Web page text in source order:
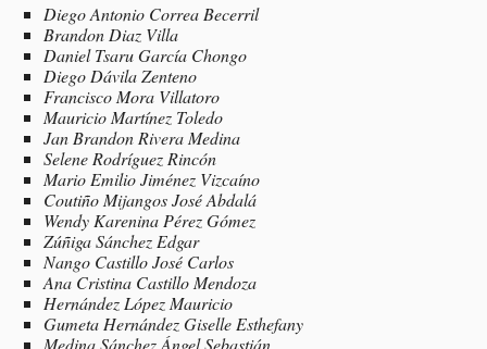
Diego Antonio Correa Becerril
Brandon Diaz Villa
Daniel Tsaru García Chongo
Diego Dávila Zenteno
Francisco Mora Villatoro
Mauricio Martínez Toledo
Jan Brandon Rivera Medina
Selene Rodríguez Rincón
Mario Emilio Jiménez Vizcaíno
Coutiño Mijangos José Abdalá
Wendy Karenina Pérez Gómez
Zúñiga Sánchez Edgar
Nango Castillo José Carlos
Ana Cristina Castillo Mendoza
Hernández López Mauricio
Gumeta Hernández Giselle Esthefany
Medina Sánchez Ángel Sebastián